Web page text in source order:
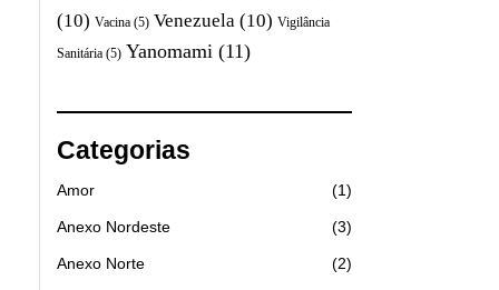
(10) Vacina (5) Venezuela (10) Vigilância
Sanitária (5) Yanomami (11)
Categorias
Amor 1
Anexo Nordeste 3
Anexo Norte 2